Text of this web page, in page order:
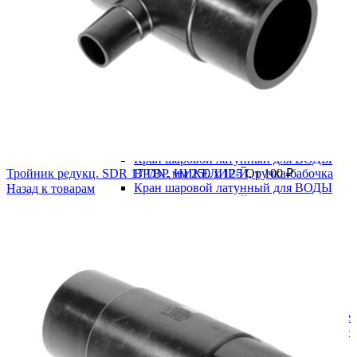
Кран шаровой латунный для ВОДЫ
ВР/ВР, НИКЕЛИР-Й, ручка-бабочка
Кран шаровой латунный для ВОДЫ
Стальные
Муфтовые
Под приварку
Краны шаровые полнопроходные
Краны шаровые редуцированные
Фланцевые
Тройник редукц. SDR 17 DN, мм 250 x 125От100₽
Назад к товарам